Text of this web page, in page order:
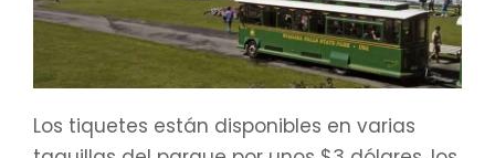
Los tiquetes están disponibles en varias